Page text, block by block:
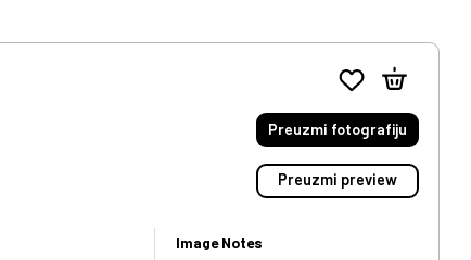
Preuzmi fotografiju
Preuzmi preview
Image Notes